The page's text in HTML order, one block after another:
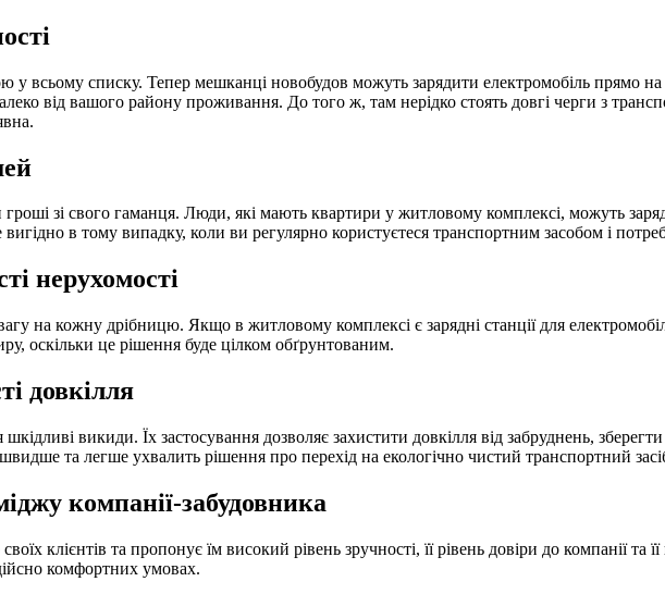
у всьому списку. Тепер мешканці новобудов можуть зарядити електромобіль прямо
від вашого району проживання. До того ж, там нерідко стоять довгі черги з
гроші зі свого гаманця. Люди, які мають квартири у житловому комплексі, можуть
в тому випадку, коли ви регулярно користуєтеся транспортним засобом і
нерухомості
на кожну дрібницю. Якщо в житловому комплексі є зарядні станції для
оскільки це рішення буде цілком обґрунтованим.
довкілля
шкідливі викиди. Їх застосування дозволяє захистити довкілля від забруднень,
та легше ухвалить рішення про перехід на екологічно чистий транспортний
компанії-забудовника
клієнтів та пропонує їм високий рівень зручності, її рівень довіри до компанії та
комфортних умовах.